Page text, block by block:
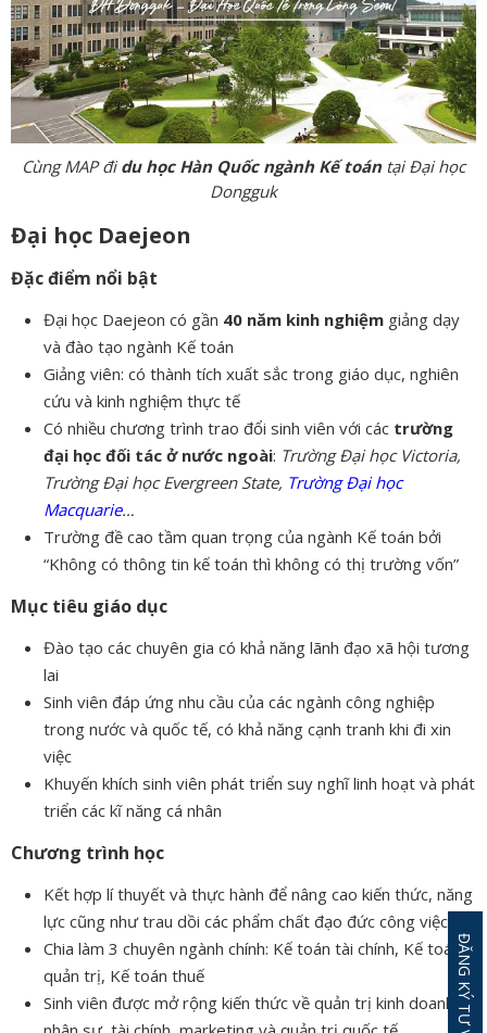
Cùng MAP đidu học Hàn Quốc ngành Kế toántại Đại học
Dongguk
Đại học Daejeon
Đặc điểm nổi bật
Đại học Daejeon có gần 40 năm kinh nghiệm giảng dạy
và đào tạo ngành Kế toán
Giảng viên: có thành tích xuất sắc trong giáo dục, nghiên
cứu và kinh nghiệm thực tế
Có nhiều chương trình trao đổi sinh viên với các trường
đại học đối tác ở nước ngoài: Trường Đại học Victoria,
Trường Đại học Evergreen State, Trường Đại học
Macquarie…
Trường đề cao tầm quan trọng của ngành Kế toán bởi
“Không có thông tin kế toán thì không có thị trường vốn”
Mục tiêu giáo dục
Đào tạo các chuyên gia có khả năng lãnh đạo xã hội tương
lai
Sinh viên đáp ứng nhu cầu của các ngành công nghiệp
trong nước và quốc tế, có khả năng cạnh tranh khi đi xin
việc
Khuyến khích sinh viên phát triển suy nghĩ linh hoạt và phát
triển các kĩ năng cá nhân
Chương trình học
Kết hợp lí thuyết và thực hành để nâng cao kiến thức, năng
lực cũng như trau dồi các phẩm chất đạo đức công việc
Chia làm 3 chuyên ngành chính: Kế toán tài chính, Kế toán
quản trị, Kế toán thuế
Sinh viên được mở rộng kiến thức về quản trị kinh doanh,